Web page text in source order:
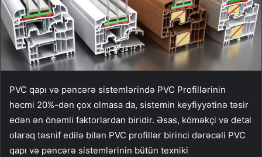
PVC qapı və pəncərə sistemlərində PVC Profillərinin
həcmi 20%-dən çox olmasa da, sistemin keyfiyyətinə təsir
edən ən önəmli faktorlardan biridir. Əsas, köməkçi və detal
olaraq təsnif edilə bilən PVC profillər birinci dərəcəli PVC
qapı və pəncərə sistemlərinin bütün texniki